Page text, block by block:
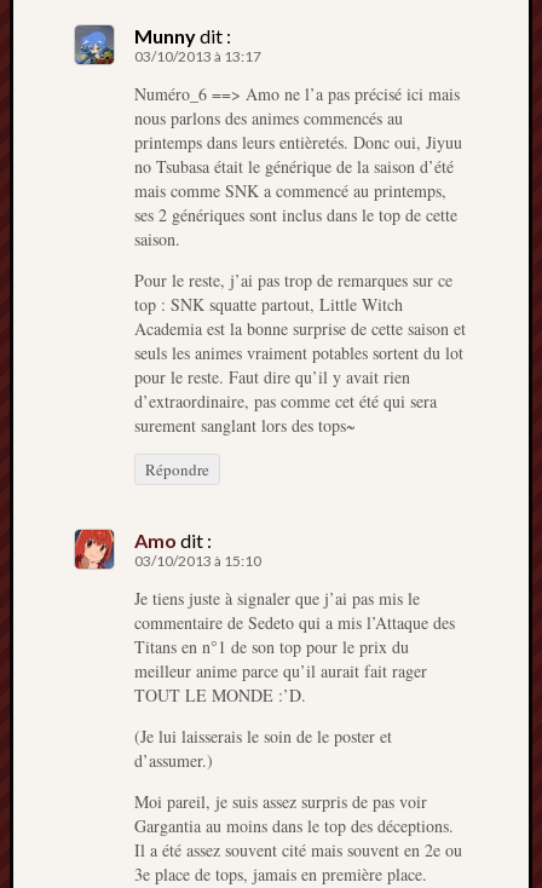
Munnydit :
03/10/2013 à 13:17
Numéro_6 ==> Amo ne l’a pas précisé ici mais
nous parlons des animes commencés au
printemps dans leurs entièretés. Donc oui, Jiyuu
no Tsubasa était le générique de la saison d’été
mais comme SNK a commencé au printemps,
ses 2 génériques sont inclus dans le top de cette
saison.
Pour le reste, j’ai pas trop de remarques sur ce
top : SNK squatte partout, Little Witch
Academia est la bonne surprise de cette saison et
seuls les animes vraiment potables sortent du lot
pour le reste. Faut dire qu’il y avait rien
d’extraordinaire, pas comme cet été qui sera
surement sanglant lors des tops~
Répondre
Amo dit :
03/10/2013 à 15:10
Je tiens juste à signaler que j’ai pas mis le
commentaire de Sedeto qui a mis l’Attaque des
Titans en n°1 de son top pour le prix du
meilleur anime parce qu’il aurait fait rager
TOUT LE MONDE :’D.
(Je lui laisserais le soin de le poster et
d’assumer.)
Moi pareil, je suis assez surpris de pas voir
Gargantia au moins dans le top des déceptions.
Il a été assez souvent cité mais souvent en 2e ou
3e place de tops, jamais en première place.